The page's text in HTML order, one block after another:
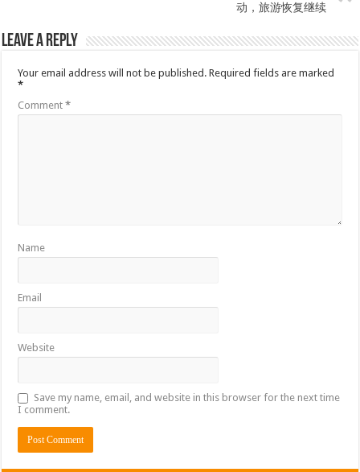
动，旅游恢复继续
Leave a Reply
Your email address will not be published. Required fields are marked
*
Comment*
Name
Email
Website
Save my name, email, and website in this browser for the next time
I comment.